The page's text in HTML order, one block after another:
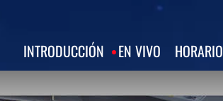
INTRODUCCIÓN EN VIVO HORARIO